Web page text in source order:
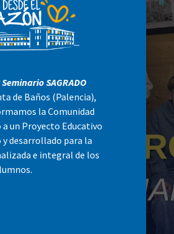
SAGRADO
de Baños (Palencia),
la Comunidad
un Proyecto Educativo
y desarrollado para la
e integral de los